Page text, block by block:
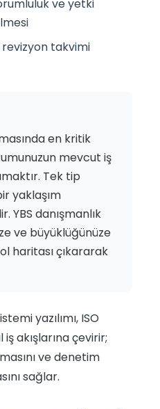
ve yetki
revizyon takvimi
en kritik
mevcut iş
Tek tip
yaklaşım
YBS danışmanlık
ve büyüklüğünüze
haritası çıkararak
yazılımı, ISO
akışlarına çevirir;
ve denetim
sağlar.